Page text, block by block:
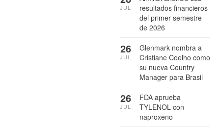
resultados financieros
del primer semestre
de 2026
JUL
Glenmark nombra a
Cristiane Coelho como
su nueva Country
Manager para Brasil
26
JUL
FDA aprueba
TYLENOL con
naproxeno
26
JUL